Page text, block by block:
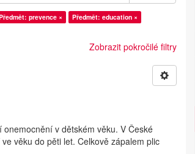
prevence ×
Předmět: education ×
Zobrazit pokročilé filtry
v dětském věku. V České
věku do pěti let. Celkově zápalem plic